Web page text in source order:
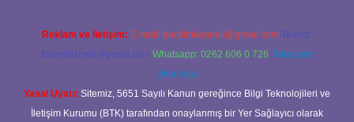
Reklam ve İletişim: E-mail: backlinkpaneli@gmail.com Teams:
forumhizmeti@gmail.com Whatsapp: 0262 606 0 726 Telegram:
@karabul
Yasal Uyarı: Sitemiz, 5651 Sayılı Kanun gereğince Bilgi Teknolojileri ve
İletişim Kurumu (BTK) tarafından onaylanmış bir Yer Sağlayıcı olarak